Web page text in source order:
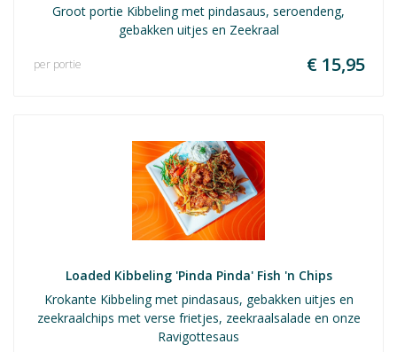
Groot portie Kibbeling met pindasaus, seroendeng,
gebakken uitjes en Zeekraal
€ 15,95
per portie
Loaded Kibbeling 'Pinda Pinda' Fish 'n Chips
Krokante Kibbeling met pindasaus, gebakken uitjes en
zeekraalchips met verse frietjes, zeekraalsalade en onze
Ravigottesaus